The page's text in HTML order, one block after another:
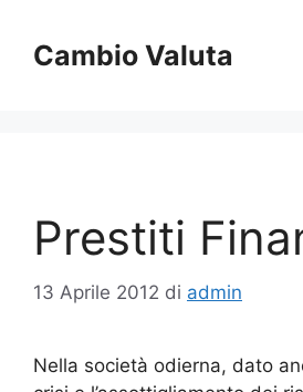
contenuto
Cambio Valuta
Prestiti
13 Aprile 2012 di admin
Nella società odierna, dato